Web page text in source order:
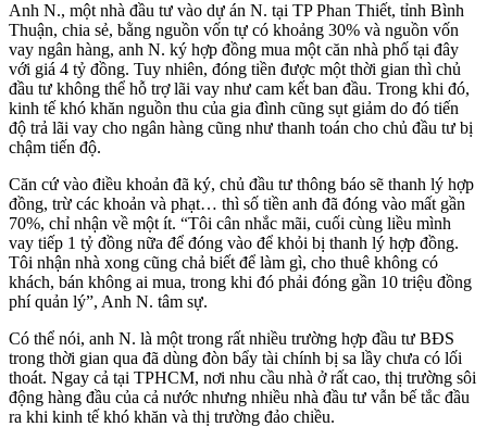
Anh N., một nhà đầu tư vào dự án N. tại TP Phan Thiết, tỉnh Bình
Thuận, chia sẻ, bằng nguồn vốn tự có khoảng 30% và nguồn vốn
vay ngân hàng, anh N. ký hợp đồng mua một căn nhà phố tại đây
với giá 4 tỷ đồng. Tuy nhiên, đóng tiền được một thời gian thì chủ
đầu tư không thể hỗ trợ lãi vay như cam kết ban đầu. Trong khi đó,
kinh tế khó khăn nguồn thu của gia đình cũng sụt giảm do đó tiến
độ trả lãi vay cho ngân hàng cũng như thanh toán cho chủ đầu tư bị
chậm tiến độ.
Căn cứ vào điều khoản đã ký, chủ đầu tư thông báo sẽ thanh lý hợp
đồng, trừ các khoản và phạt… thì số tiền anh đã đóng vào mất gần
70%, chỉ nhận về một ít. “Tôi cân nhắc mãi, cuối cùng liều mình
vay tiếp 1 tỷ đồng nữa để đóng vào để khỏi bị thanh lý hợp đồng.
Tôi nhận nhà xong cũng chả biết để làm gì, cho thuê không có
khách, bán không ai mua, trong khi đó phải đóng gần 10 triệu đồng
phí quản lý”, Anh N. tâm sự.
Có thể nói, anh N. là một trong rất nhiều trường hợp đầu tư BĐS
trong thời gian qua đã dùng đòn bẩy tài chính bị sa lầy chưa có lối
thoát. Ngay cả tại TPHCM, nơi nhu cầu nhà ở rất cao, thị trường sôi
động hàng đầu của cả nước nhưng nhiều nhà đầu tư vẫn bế tắc đầu
ra khi kinh tế khó khăn và thị trường đảo chiều.